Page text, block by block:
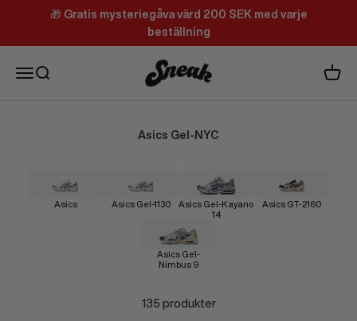
Hoppa till innehållet
🎁 Gratis mysteriegåva värd 200 SEK med varje
beställning
MenySök
Sneak
Asics Gel-NYC
Asics Asics Gel-1130
Asics Gel-Kayano
14
Asics GT-2160
Asics Gel-
Nimbus 9
135 produkter